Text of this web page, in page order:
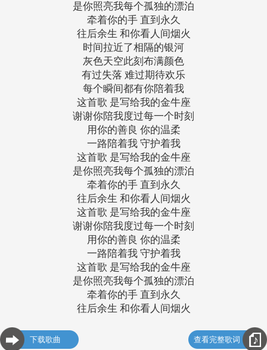
是你照亮我每个孤独的漂泊
牵着你的手 直到永久
往后余生 和你看人间烟火
时间拉近了相隔的银河
灰色天空此刻布满颜色
有过失落 难过期待欢乐
每个瞬间都有你陪着我
这首歌 是写给我的金牛座
谢谢你陪我度过每一个时刻
用你的善良 你的温柔
一路陪着我 守护着我
这首歌 是写给我的金牛座
是你照亮我每个孤独的漂泊
牵着你的手 直到永久
往后余生 和你看人间烟火
这首歌 是写给我的金牛座
谢谢你陪我度过每一个时刻
用你的善良 你的温柔
一路陪着我 守护着我
这首歌 是写给我的金牛座
是你照亮我每个孤独的漂泊
牵着你的手 直到永久
往后余生 和你看人间烟火
下载歌曲 查看完整歌词